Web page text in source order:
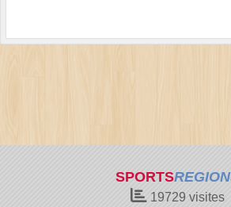
SPORTS
19729 visites